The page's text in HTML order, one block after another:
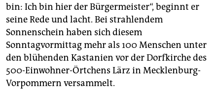
genossenschaft
epaper login
bin: Ich bin hier der Bürgermeister“, beginnt er
seine Rede und lacht. Bei strahlendem
Sonnenschein haben sich diesem
Sonntagvormittag mehr als 100 Menschen unter
den blühenden Kastanien vor der Dorfkirche des
500-Einwohner-Örtchens Lärz in Mecklenburg-
Vorpommern versammelt.